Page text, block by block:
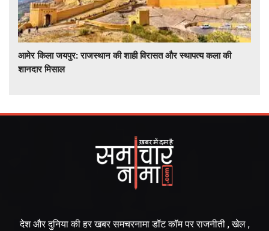
आमेर किला जयपुर: राजस्थान की शाही विरासत और स्थापत्य कला की
शानदार मिसाल
देश और दुनिया की हर खबर समचरनामा डॉट कॉम पर राजनीती , खेल ,